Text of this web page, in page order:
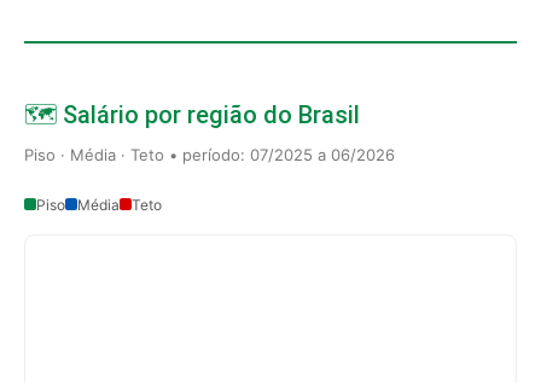
🗺️ Salário por região do Brasil
Piso · Média · Teto • período: 07/2025 a 06/2026
Piso Média Teto